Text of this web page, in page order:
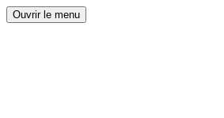
Ouvrir le menu